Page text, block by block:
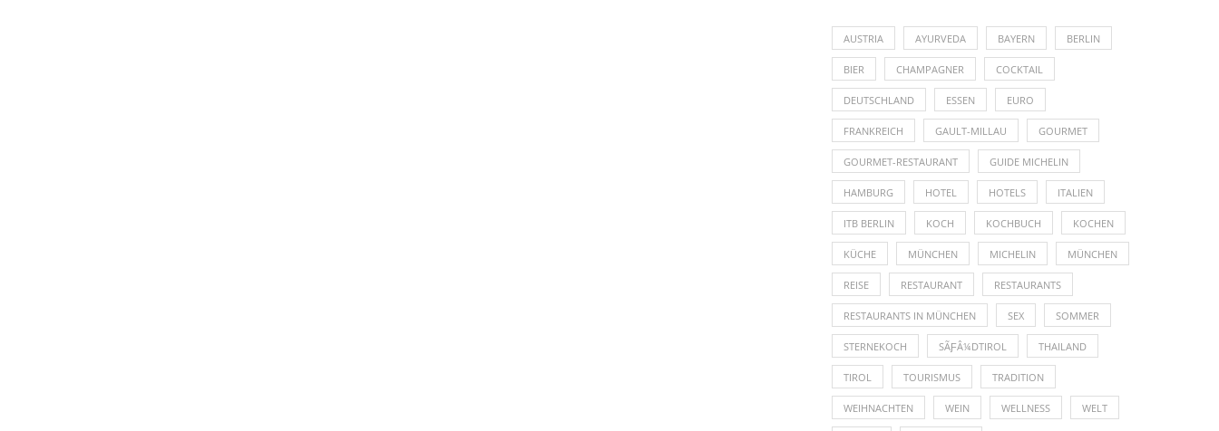
AUSTRIA AYURVEDA BAYERN BERLIN
BIER CHAMPAGNER COCKTAIL
DEUTSCHLAND ESSEN EURO
FRANKREICH GAULT-MILLAU GOURMET
GOURMET-RESTAURANT GUIDE MICHELIN
HAMBURG HOTEL HOTELS ITALIEN
ITB BERLIN KOCH KOCHBUCH KOCHEN
KÜCHE MÜNCHEN MICHELIN MÜNCHEN
REISE RESTAURANT RESTAURANTS
RESTAURANTS IN MÜNCHEN SEX SOMMER
STERNEKOCH SÃƑÂ¼DTIROL THAILAND
TIROL TOURISMUS TRADITION
WEIHNACHTEN WEIN WELLNESS WELT